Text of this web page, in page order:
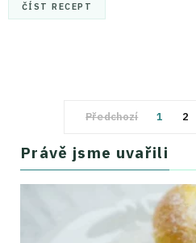
ČÍST RECEPT
Předchozí 1 2
Právě jsme uvařili